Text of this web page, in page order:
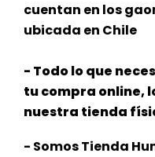
cuentan en los
ubicada en Chile
- Todo lo que
tu compra online,
nuestra tienda
- Somos Tienda